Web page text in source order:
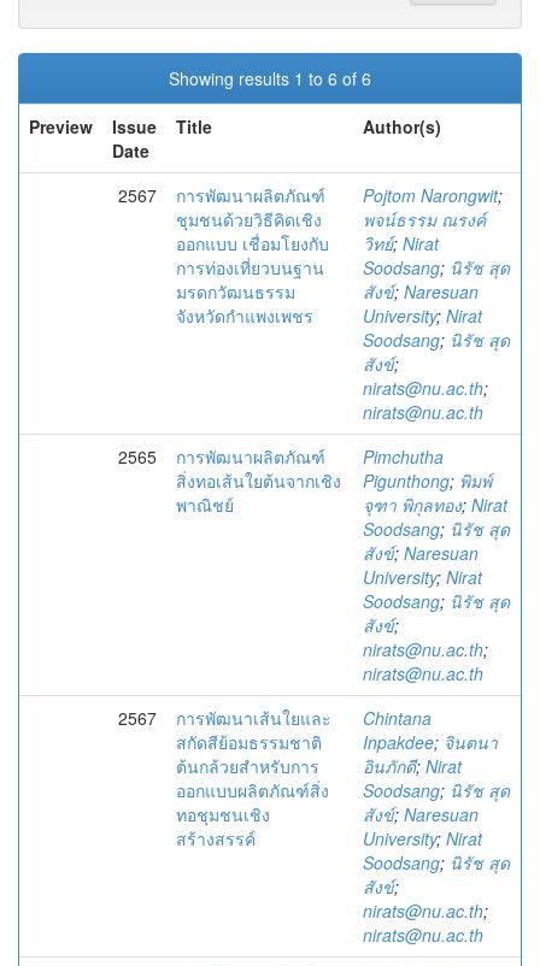
Showing results 1 to 6 of 6
Preview
Issue
Date
Title Author(s)
2567
การพัฒนาผลิตภัณฑ์
ชุมชนด้วยวิธีคิดเชิง
ออกแบบ เชื่อมโยงกับ
การท่องเที่ยวบนฐาน
มรดกวัฒนธรรม
จังหวัดกำแพงเพชร
Pojtom Narongwit;
พจน์ธรรม ณรงค์
วิทย์; Nirat
Soodsang; นิรัช สุด
สังข์; Naresuan
University; Nirat
Soodsang; นิรัช สุด
สังข์;
nirats@nu.ac.th;
nirats@nu.ac.th
2565
การพัฒนาผลิตภัณฑ์
สิ่งทอเส้นใยต้นจากเชิง
พาณิชย์
Pimchutha
Pigunthong; พิมพ์
จุฑา พิกุลทอง; Nirat
Soodsang; นิรัช สุด
สังข์; Naresuan
University; Nirat
Soodsang; นิรัช สุด
สังข์;
nirats@nu.ac.th;
nirats@nu.ac.th
2567
การพัฒนาเส้นใยและ
สกัดสีย้อมธรรมชาติ
ต้นกล้วยสำหรับการ
ออกแบบผลิตภัณฑ์สิ่ง
ทอชุมชนเชิง
สร้างสรรค์
Chintana
Inpakdee; จินตนา
อินภักดี; Nirat
Soodsang; นิรัช สุด
สังข์; Naresuan
University; Nirat
Soodsang; นิรัช สุด
สังข์;
nirats@nu.ac.th;
nirats@nu.ac.th